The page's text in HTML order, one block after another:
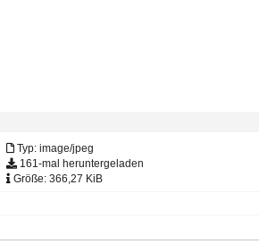
Typ: image/jpeg
161-mal heruntergeladen
Größe: 366,27 KiB